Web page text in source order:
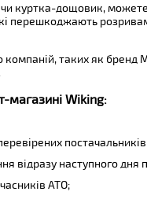
куртка-дощовик,
перешкоджають
таких як бренд
магазині Wiking:
відразу наступного дня
АТО;